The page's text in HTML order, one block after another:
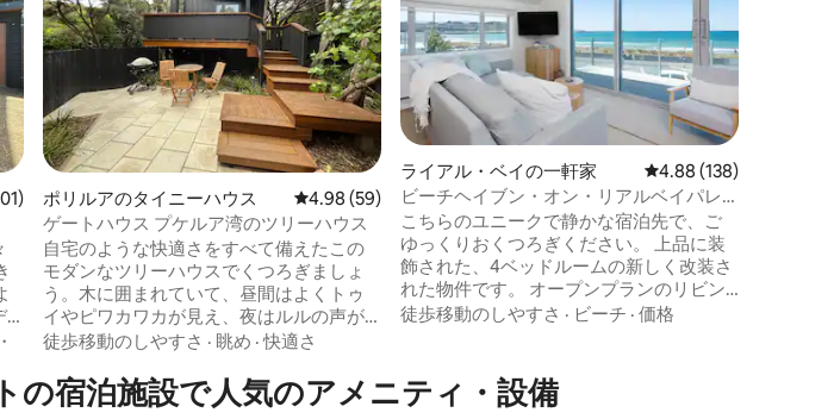
件、5つ星中4.81つ星の平均評価
ポリルアのタイニーハウス レビュー59件、5つ星中4.98つ星の平均評価
4.98 (59)
ゲートハウス プケルア湾のツリーハウス
自宅のような快適さをすべて備えたこの
モダンなツリーハウスでくつろぎましょ
う。木に囲まれていて、昼間はよくトゥ
イやピワカワカが見え、夜はルルの声が
聞こえます。 プケルアベイを通る幹線道
ント・トラックにも近いこの小さな家は
見つけやすいです。 フルキッチンが備わ
徒歩移動のしやすさ · 眺め ·快適さ
ライアル・ベイの一軒家 レビュー138件、5つ
4.88 (138)
ビーチヘイブン・オン・リアルベイパレ
ード
こちらのユニークで静かな宿泊先で、ご
ゆっくりおくつろぎください。 上品に装
飾された、4ベッドルームの新しく改装さ
れた物件です。 オープンプランのリビン
グ、ダイニングエリア、美しいキッチ
ーチが広がります。 ガレージに1台分、ガ
レージの外に1台分、カーパッドに1台分の
徒歩移動のしやすさ · ビーチ · 価格
の宿泊施設で人気のアメニティ・設備